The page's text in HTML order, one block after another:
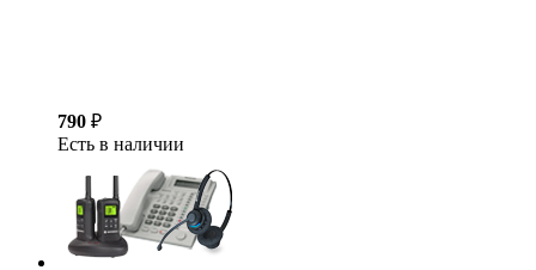
790 ₽
Есть в наличии